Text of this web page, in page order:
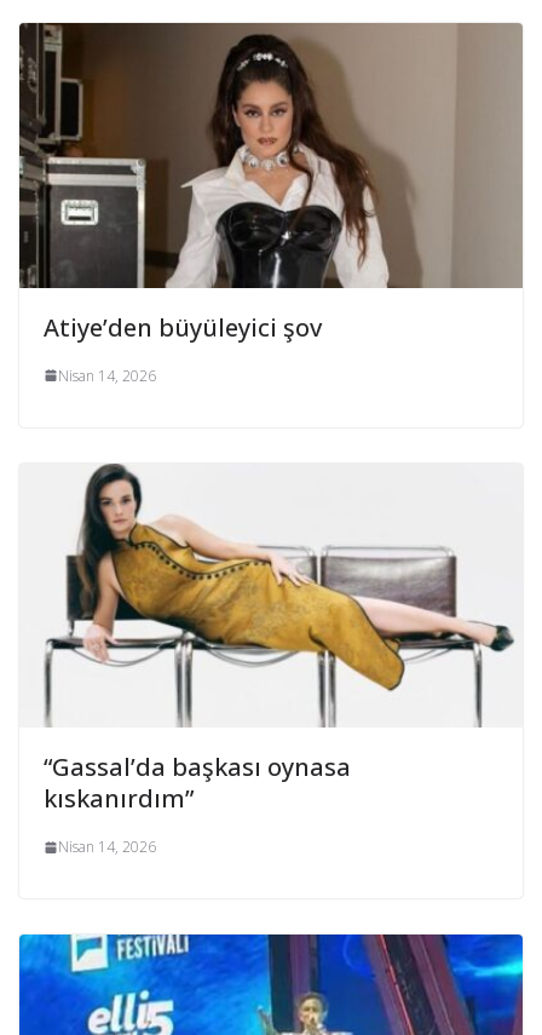
Atiye’den büyüleyici şov
Nisan 14, 2026
“Gassal’da başkası oynasa
kıskanırdım”
Nisan 14, 2026